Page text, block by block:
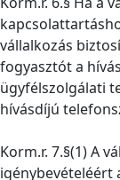
vállalkozás
fogyasztót a
ügyfélszolgálati
hívásdíjú
Korm.r. 7.§(1) A
igénybevételéért